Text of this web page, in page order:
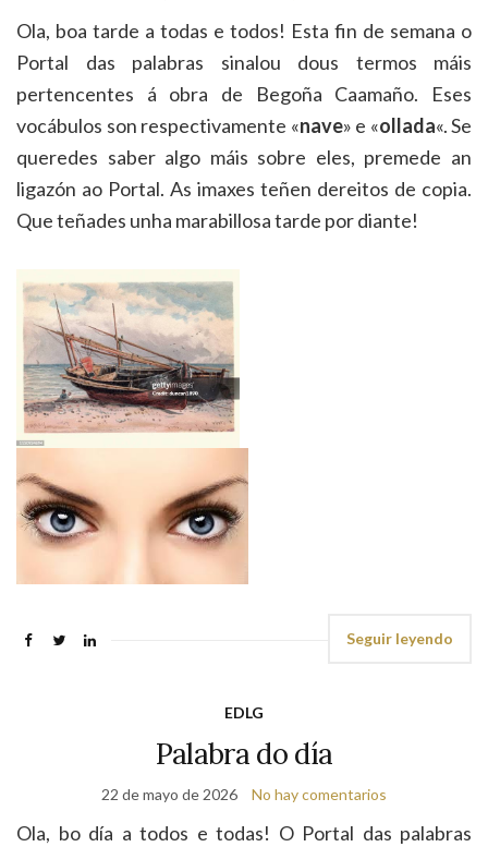
Ola, boa tarde a todas e todos! Esta fin de semana o
Portal das palabras sinalou dous termos máis
pertencentes á obra de Begoña Caamaño. Eses
vocábulos son respectivamente «nave» e «ollada«. Se
queredes saber algo máis sobre eles, premede an
ligazón ao Portal. As imaxes teñen dereitos de copia.
Que teñades unha marabillosa tarde por diante!
Seguir leyendo
EDLG
Palabra do día
22 de mayo de 2026 No hay comentarios
Ola, bo día a todos e todas! O Portal das palabras